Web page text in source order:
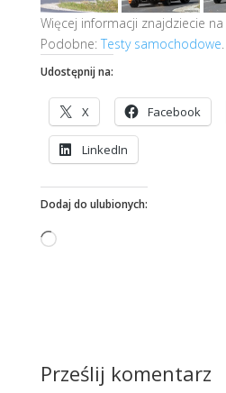
Więcej informacji znajdziecie na
Podobne: Testy samochodowe.
Udostępnij na:
X Facebook
LinkedIn
Dodaj do ulubionych:
Wczytywanie…
Prześlij komentarz